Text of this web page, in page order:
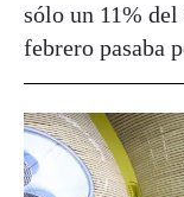
sólo un 11% del
febrero pasaba